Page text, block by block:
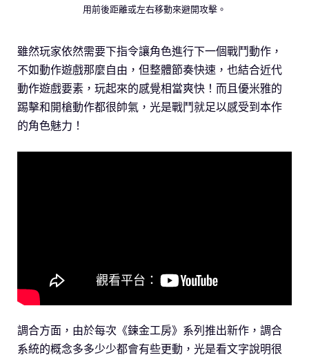
用前後距離或左右移動來避開攻擊。
雖然玩家依然需要下指令讓角色進行下一個戰鬥動作，
不如動作遊戲那麼自由，但整體節奏快速，也結合近代
動作遊戲要素，玩起來的感覺相當爽快！而且優米雅的
踢擊和開槍動作都很帥氣，光是戰鬥就足以感受到本作
的角色魅力！
調合方面，由於每次《鍊金工房》系列推出新作，調合
系統的概念多多少少都會有些更動，光是看文字說明很